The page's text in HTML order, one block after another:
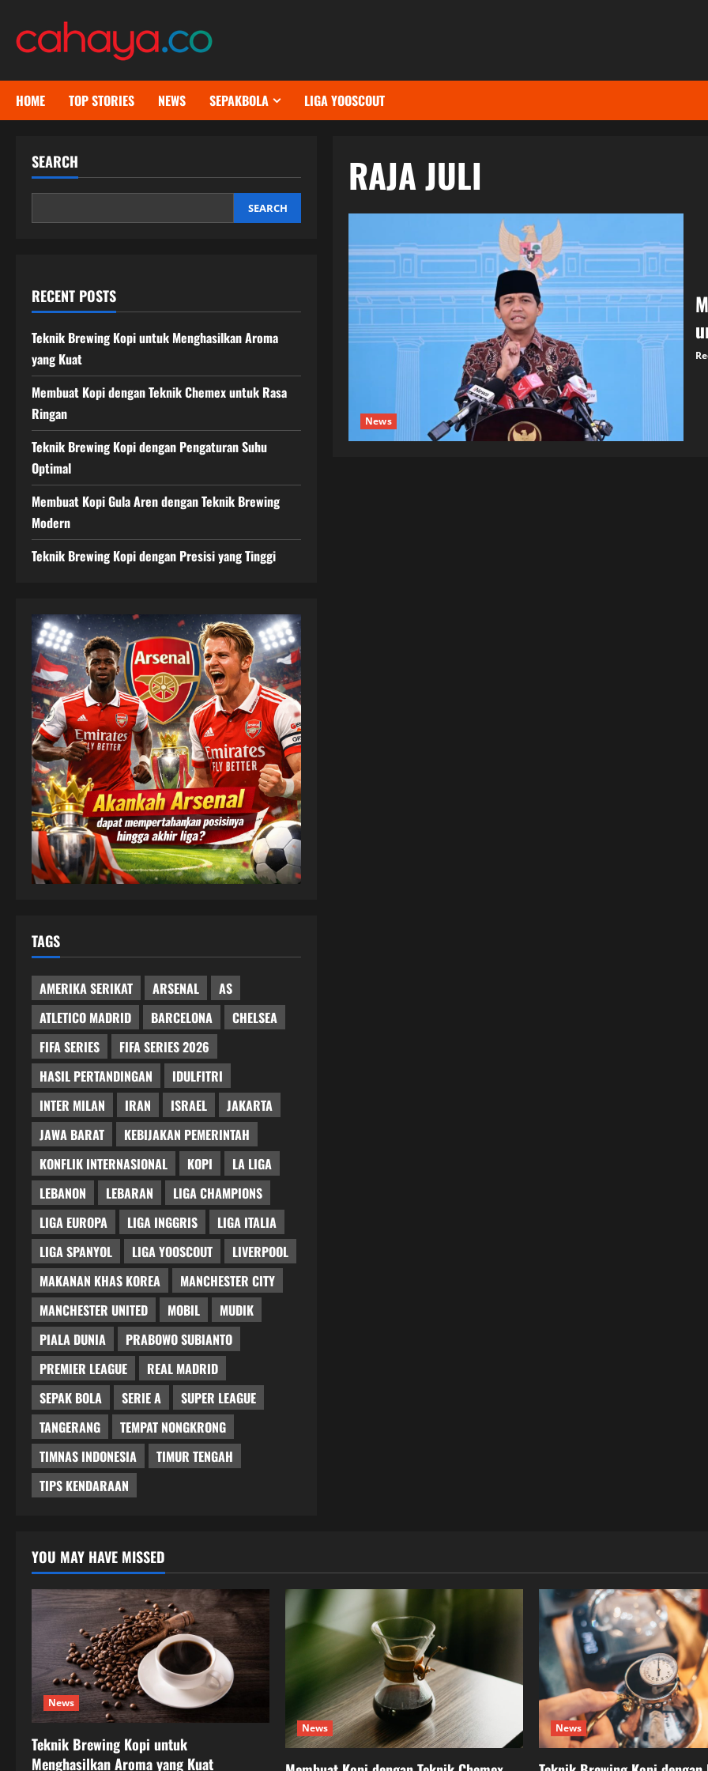
content
HOME TOP STORIES NEWS SEPAKBOLA LIGA YOOSCOUT
RAJA JULI
News
SEARCH
SEARCH
RECENT POSTS
Teknik Brewing Kopi untuk Menghasilkan Aroma
yang Kuat
Membuat Kopi dengan Teknik Chemex untuk Rasa
Ringan
Teknik Brewing Kopi dengan Pengaturan Suhu
Optimal
Membuat Kopi Gula Aren dengan Teknik Brewing
Modern
Teknik Brewing Kopi dengan Presisi yang Tinggi
TAGS
AMERIKA SERIKAT ARSENAL
AS
ATLETICO MADRID
BARCELONA
CHELSEA
FIFA SERIES
FIFA SERIES 2026
HASIL PERTANDINGAN
IDULFITRI
INTER MILAN
IRAN ISRAEL
JAKARTA
JAWA BARAT
KEBIJAKAN PEMERINTAH
KONFLIK INTERNASIONAL
KOPI
LA LIGA
LEBANON
LEBARAN
LIGA CHAMPIONS
LIGA EUROPA
LIGA INGGRIS
LIGA ITALIA
LIGA SPANYOL
LIGA YOOSCOUT
LIVERPOOL
MAKANAN KHAS KOREA
MANCHESTER CITY
MANCHESTER UNITED
MOBIL
MUDIK
PIALA DUNIA
PRABOWO SUBIANTO
PREMIER LEAGUE
REAL MADRID
SEPAK BOLA
SERIE A
SUPER LEAGUE
TANGERANG
TEMPAT NONGKRONG
TIMNAS INDONESIA
TIMUR TENGAH
TIPS KENDARAAN
YOU MAY HAVE MISSED
News
Teknik Brewing Kopi untuk
Menghasilkan Aroma yang Kuat
News News